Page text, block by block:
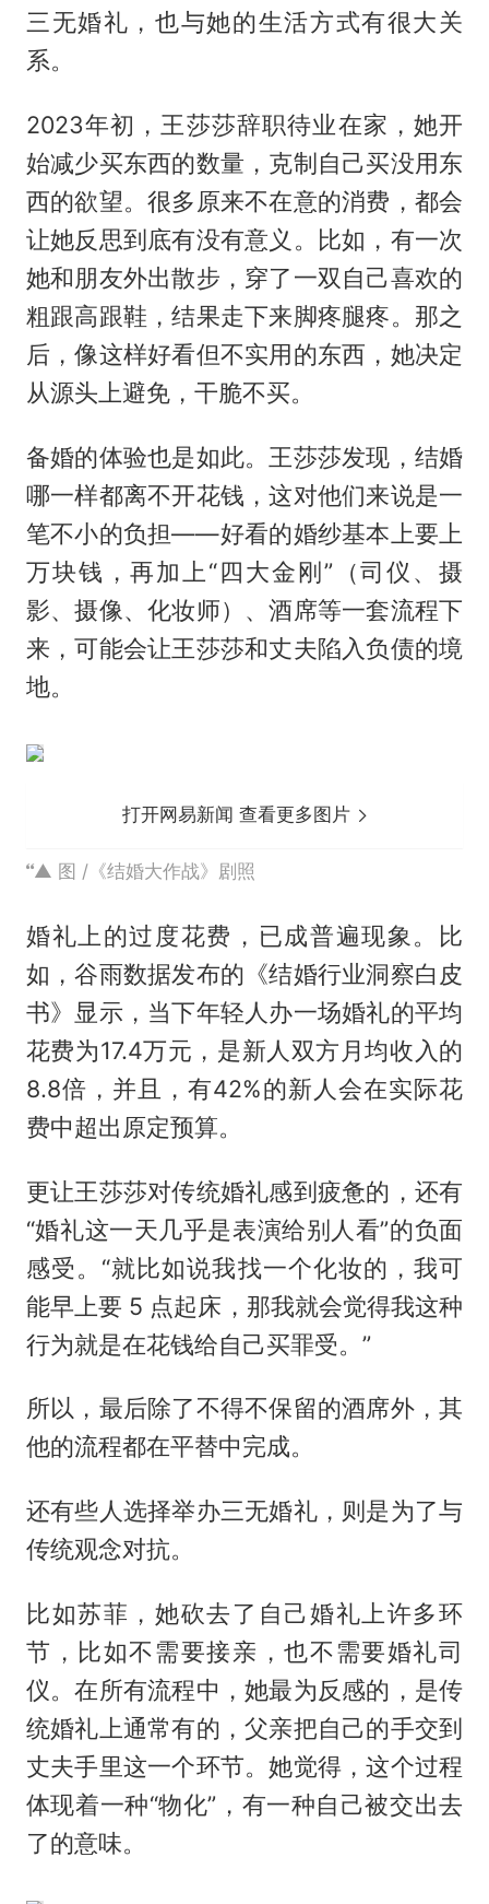
三无婚礼，也与她的生活方式有很大关
系。
2023年初，王莎莎辞职待业在家，她开
始减少买东西的数量，克制自己买没用东
西的欲望。很多原来不在意的消费，都会
让她反思到底有没有意义。比如，有一次
她和朋友外出散步，穿了一双自己喜欢的
粗跟高跟鞋，结果走下来脚疼腿疼。那之
后，像这样好看但不实用的东西，她决定
从源头上避免，干脆不买。
备婚的体验也是如此。王莎莎发现，结婚
哪一样都离不开花钱，这对他们来说是一
笔不小的负担——好看的婚纱基本上要上
万块钱，再加上“四大金刚”（司仪、摄
影、摄像、化妆师）、酒席等一套流程下
来，可能会让王莎莎和丈夫陷入负债的境
地。
打开网易新闻 查看更多图片
▲ 图 /《结婚大作战》剧照
婚礼上的过度花费，已成普遍现象。比
如，谷雨数据发布的《结婚行业洞察白皮
书》显示，当下年轻人办一场婚礼的平均
花费为17.4万元，是新人双方月均收入的
8.8倍，并且，有42%的新人会在实际花
费中超出原定预算。
更让王莎莎对传统婚礼感到疲惫的，还有
“婚礼这一天几乎是表演给别人看”的负面
感受。“就比如说我找一个化妆的，我可
能早上要 5 点起床，那我就会觉得我这种
行为就是在花钱给自己买罪受。”
所以，最后除了不得不保留的酒席外，其
他的流程都在平替中完成。
还有些人选择举办三无婚礼，则是为了与
传统观念对抗。
比如苏菲，她砍去了自己婚礼上许多环
节，比如不需要接亲，也不需要婚礼司
仪。在所有流程中，她最为反感的，是传
统婚礼上通常有的，父亲把自己的手交到
丈夫手里这一个环节。她觉得，这个过程
体现着一种“物化”，有一种自己被交出去
了的意味。